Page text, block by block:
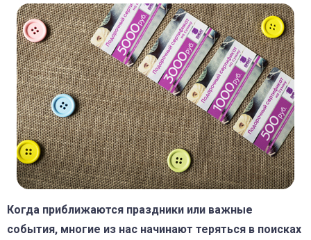
Когда приближаются праздники или важные
события, многие из нас начинают теряться в поисках